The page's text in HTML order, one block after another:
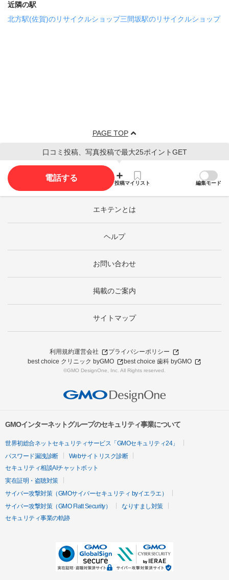
近隣の駅
北方駅(佐賀)のリサイクルショップ三間坂駅のリサイクルショップ
PAGE TOP
口コミ投稿、写真投稿で最大25ポイントGET
電話する
投稿マイリスト 編集モード
エキテンとは
ヘルプ
お問い合わせ
掲載のご案内
サイトマップ
利用規約運営会社
プライバシーポリシー
best choice クリニック byGMO
best choice 歯科 byGMO
©GMO DesignOne, Inc. All Rights reserved.
GMOインターネットグループのセキュリティ事業について
世界初総合ネットセキュリティサービス「GMOセキュリティ24」
パスワード漏洩診断
Webサイトリスク診断
セキュリティ相談AIチャットボット
実在証明・盗聴対策
サイバー攻撃対策（GMOサイバーセキュリティ byイエラエ）
サイバー攻撃対策（GMO Flatt Security）
なりすまし対策
セキュリティ事業の軌跡